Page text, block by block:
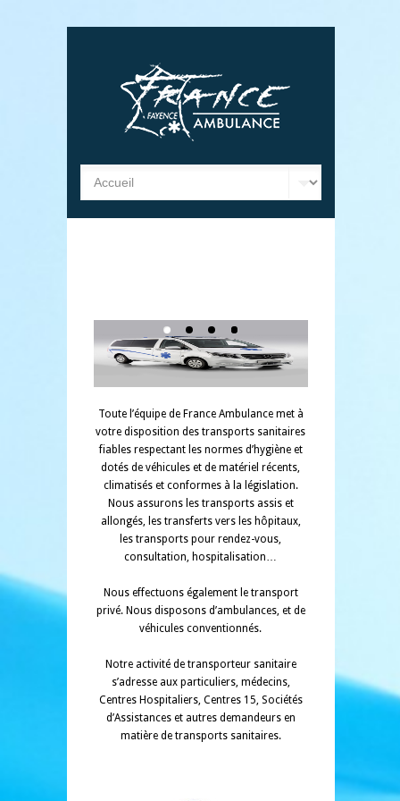
Toute l’équipe de France Ambulance met à
votre disposition des transports sanitaires
fiables respectant les normes d’hygiène et
dotés de véhicules et de matériel récents,
climatisés et conformes à la législation.
Nous assurons les transports assis et
allongés, les transferts vers les hôpitaux,
les transports pour rendez-vous,
consultation, hospitalisation…
Nous effectuons également le transport
privé. Nous disposons d’ambulances, et de
véhicules conventionnés.
Notre activité de transporteur sanitaire
s’adresse aux particuliers, médecins,
Centres Hospitaliers, Centres 15, Sociétés
d’Assistances et autres demandeurs en
matière de transports sanitaires.